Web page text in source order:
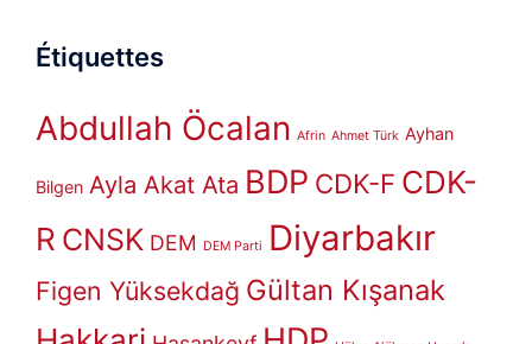
Étiquettes
Abdullah Öcalan Afrin Ahmet Türk Ayhan
Bilgen Ayla Akat Ata BDP CDK-F CDK-
R CNSK DEM DEM Parti Diyarbakır
Figen Yüksekdağ Gültan Kışanak